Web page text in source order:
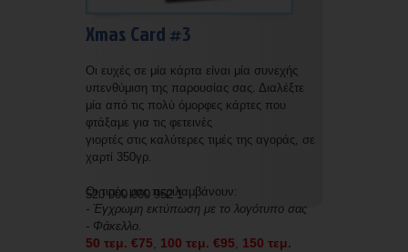
Xmas Card #3
Οι ευχές σε μία κάρτα είναι μία συνεχής
υπενθύμιση της παρουσίας σας. Διαλέξτε
μία από τις πολύ όμορφες κάρτες που
φτάξαμε για τις φετεινές
γιορτές στις καλύτερες τιμές της αγοράς, σε
χαρτί 350γρ.
Οι τιμές μας περιλαμβάνουν:
- Έγχρωμη εκτύπωση με το λογότυπο σας
- Φάκελλο.
50 τεμ. €75, 100 τεμ. €95, 150 τεμ.
520 000 000 952 1